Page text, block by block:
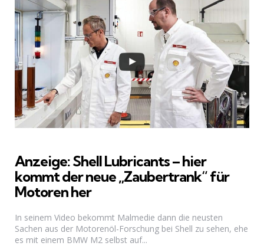
Anzeige: Shell Lubricants – hier
kommt der neue „Zaubertrank“ für
Motoren her
In seinem Video bekommt Malmedie dann die neusten
Sachen aus der Motorenöl-Forschung bei Shell zu sehen, ehe
es mit einem BMW M2 selbst auf...